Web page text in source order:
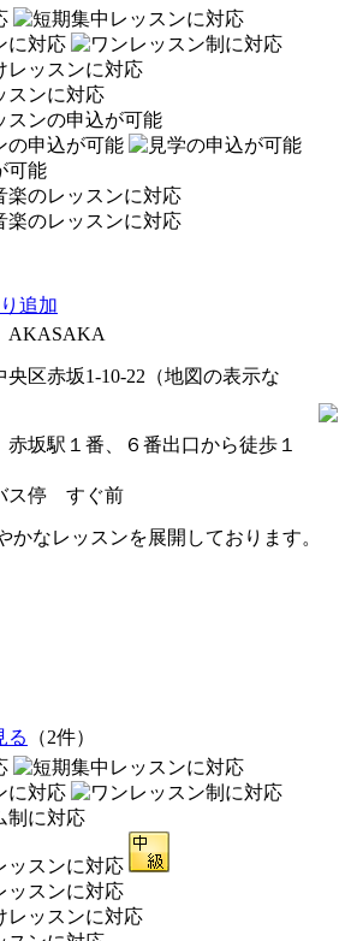
追加
AKASAKA
区赤坂1-10-22（地図の表示な
坂駅１番、６番出口から徒歩１
ス停 すぐ前
かなレッスンを展開しております。
る （2件）